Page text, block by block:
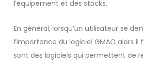
l’équipement et des stocks.
En général, lorsqu’un utilisateur se
l’importance du logiciel GMAO alors
sont des logiciels qui permettent de